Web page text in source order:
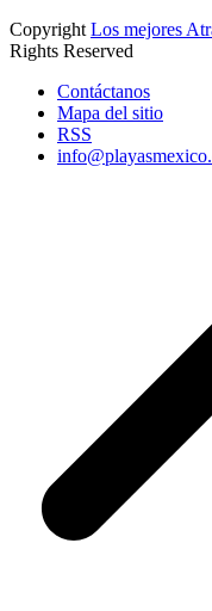
Copyright Los mejores
Rights Reserved
Contáctanos
Mapa del sitio
RSS